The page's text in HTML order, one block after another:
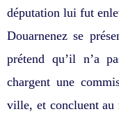
députation lui fut
Douarnenez se
prétend qu’il n’a
chargent une
ville, et concluent au